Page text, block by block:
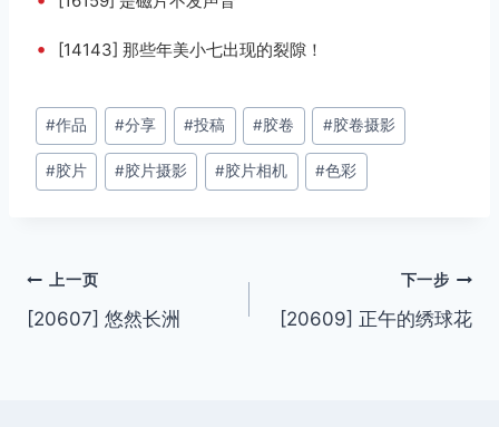
• [14143] 那些年美小七出现的裂隙！
文
章
标
#作品 #分享 #投稿 #胶卷 #胶卷摄影
#胶片 #胶片摄影 #胶片相机 #色彩
文
章
上一页
[20607] 悠然长洲
下一步
[20609] 正午的绣球花